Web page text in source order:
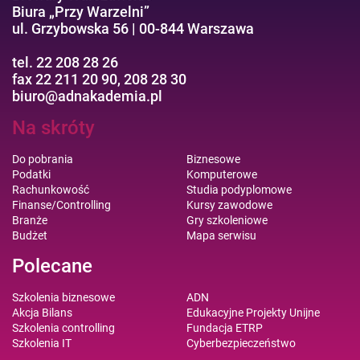
Biura „Przy Warzelni”
ul. Grzybowska 56 | 00-844 Warszawa
tel. 22 208 28 26
fax 22 211 20 90, 208 28 30
biuro@adnakademia.pl
Na skróty
Do pobrania
Podatki
Rachunkowość
Finanse/Controlling
Branże
Budżet
Biznesowe
Komputerowe
Studia podyplomowe
Kursy zawodowe
Gry szkoleniowe
Mapa serwisu
Polecane
Szkolenia biznesowe
Akcja Bilans
Szkolenia controlling
Szkolenia IT
ADN
Edukacyjne Projekty Unijne
Fundacja ETRP
Cyberbezpieczeństwo